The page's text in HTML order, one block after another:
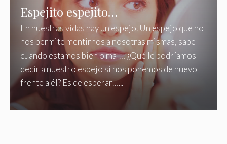
Espejito espejito…
En nuestras vidas hay un espejo. Un espejo que no
nos permite mentirnos a nosotras mismas, sabe
cuando estamos bien o mal… ¿Qué le podríamos
decir a nuestro espejo si nos ponemos de nuevo
frente a él? Es de esperar…...